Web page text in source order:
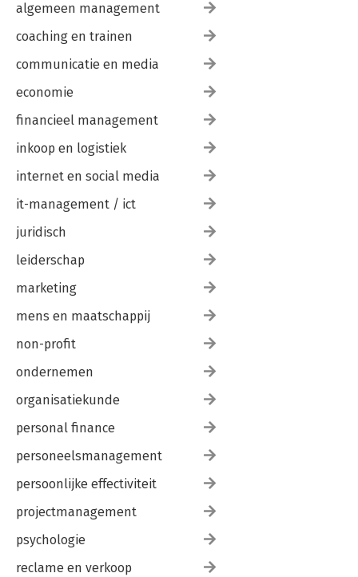
algemeen management
coaching en trainen
communicatie en media
economie
financieel management
inkoop en logistiek
internet en social media
it-management / ict
juridisch
leiderschap
marketing
mens en maatschappij
non-profit
ondernemen
organisatiekunde
personal finance
personeelsmanagement
persoonlijke effectiviteit
projectmanagement
psychologie
reclame en verkoop